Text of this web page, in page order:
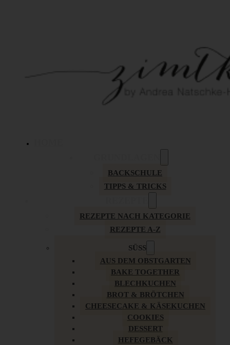
BACKSCHULE
TIPPS & TRICKS
REZEPTE NACH KATEGORIE
REZEPTE A-Z
SÜSS
AUS DEM OBSTGARTEN
BAKE TOGETHER
BLECHKUCHEN
BROT & BRÖTCHEN
CHEESECAKE & KÄSEKUCHEN
COOKIES
DESSERT
HEFEGEBÄCK